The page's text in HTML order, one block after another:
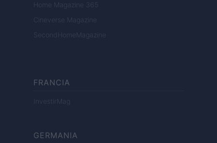
Home Magazine 365
Cineverse Magazine
SecondHomeMagazine
FRANCIA
InvestirMag
GERMANIA